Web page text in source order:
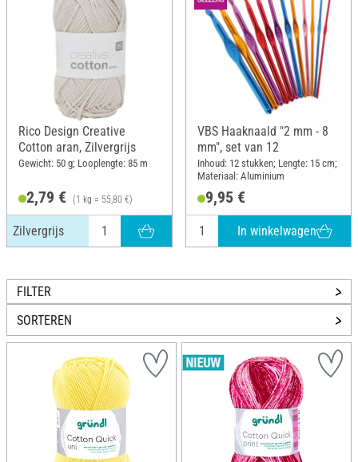
Rico Design Creative
Cotton aran, Zilvergrijs
Gewicht: 50 g; Looplengte: 85 m
2,79 € (1 kg = 55,80 €)
Zilvergrijs
VBS Haaknaald "2 mm - 8
mm", set van 12
Inhoud: 12 stukken; Lengte: 15 cm;
Materiaal: Aluminium
9,95 €
In winkelwagen
FILTER
SORTEREN